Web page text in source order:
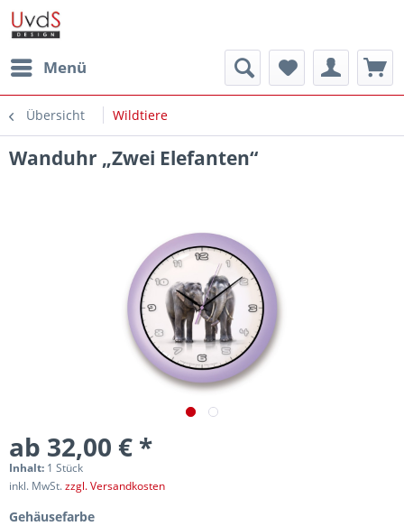
Menü
Übersicht Wildtiere
Wanduhr „Zwei Elefanten“
ab 32,00 € *
Inhalt: 1 Stück
inkl. MwSt.zzgl. Versandkosten
Gehäusefarbe